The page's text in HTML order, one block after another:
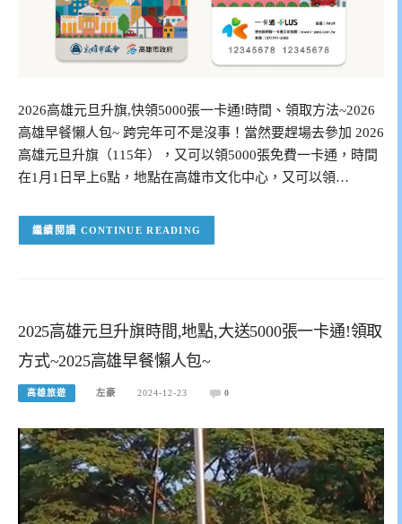
2026高雄元旦升旗,快領5000張一卡通!時間、領取方法~2026
高雄早餐懶人包~ 跨完年可不是沒事！當然要趕場去參加 2026
高雄元旦升旗（115年），又可以領5000張免費一卡通，時間
在1月1日早上6點，地點在高雄市文化中心，又可以領…
CONTINUE READING
2025高雄元旦升旗時間,地點,大送5000張一卡通!領取
方式~2025高雄早餐懶人包~
高雄旅遊 左豪 2024-12-23 0